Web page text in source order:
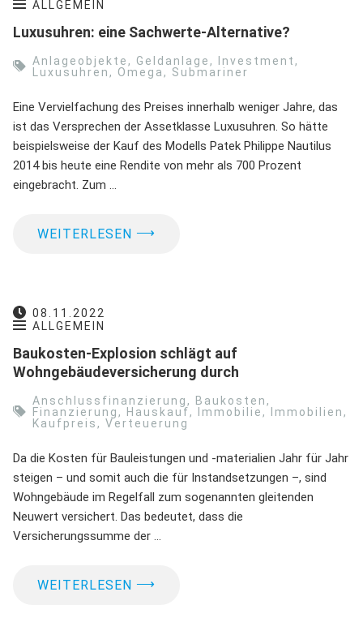
ALLGEMEIN
Luxusuhren: eine Sachwerte-Alternative?
Anlageobjekte , Geldanlage , Investment ,
Luxusuhren , Omega , Submariner
Eine Vervielfachung des Preises innerhalb weniger Jahre, das
ist das Versprechen der Assetklasse Luxusuhren. So hätte
beispielsweise der Kauf des Modells Patek Philippe Nautilus
2014 bis heute eine Rendite von mehr als 700 Prozent
eingebracht. Zum …
WEITERLESEN ⟶
08.11.2022
ALLGEMEIN
Baukosten-Explosion schlägt auf
Wohngebäudeversicherung durch
Anschlussfinanzierung , Baukosten ,
Finanzierung , Hauskauf, Immobilie , Immobilien ,
Kaufpreis , Verteuerung
Da die Kosten für Bauleistungen und -materialien Jahr für Jahr
steigen – und somit auch die für Instandsetzungen –, sind
Wohngebäude im Regelfall zum sogenannten gleitenden
Neuwert versichert. Das bedeutet, dass die
Versicherungssumme der …
WEITERLESEN ⟶